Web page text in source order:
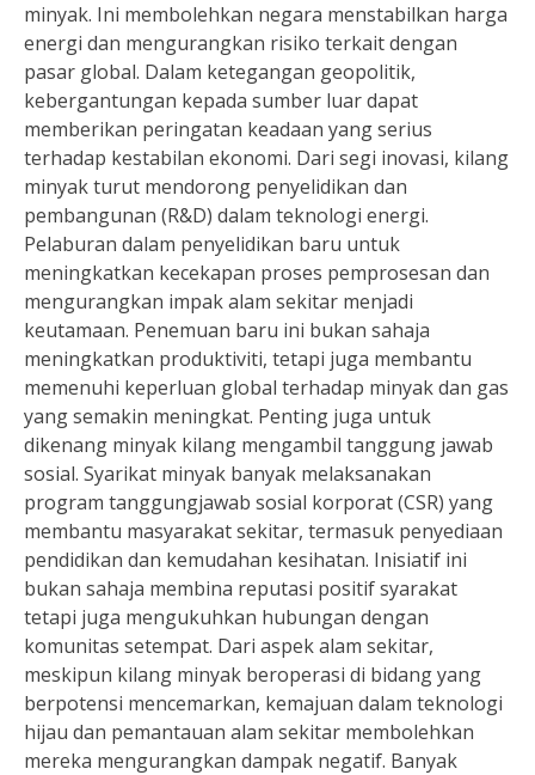
minyak. Ini membolehkan negara menstabilkan harga
energi dan mengurangkan risiko terkait dengan
pasar global. Dalam ketegangan geopolitik,
kebergantungan kepada sumber luar dapat
memberikan peringatan keadaan yang serius
terhadap kestabilan ekonomi. Dari segi inovasi, kilang
minyak turut mendorong penyelidikan dan
pembangunan (R&D) dalam teknologi energi.
Pelaburan dalam penyelidikan baru untuk
meningkatkan kecekapan proses pemprosesan dan
mengurangkan impak alam sekitar menjadi
keutamaan. Penemuan baru ini bukan sahaja
meningkatkan produktiviti, tetapi juga membantu
memenuhi keperluan global terhadap minyak dan gas
yang semakin meningkat. Penting juga untuk
dikenang minyak kilang mengambil tanggung jawab
sosial. Syarikat minyak banyak melaksanakan
program tanggungjawab sosial korporat (CSR) yang
membantu masyarakat sekitar, termasuk penyediaan
pendidikan dan kemudahan kesihatan. Inisiatif ini
bukan sahaja membina reputasi positif syarakat
tetapi juga mengukuhkan hubungan dengan
komunitas setempat. Dari aspek alam sekitar,
meskipun kilang minyak beroperasi di bidang yang
berpotensi mencemarkan, kemajuan dalam teknologi
hijau dan pemantauan alam sekitar membolehkan
mereka mengurangkan dampak negatif. Banyak